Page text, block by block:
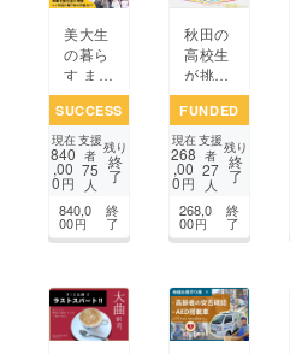
美大生
の暮ら
す ま
ち・秋
田市新
屋に
『ちょっ
くら』
集まる
展示室
をつく
SUCCESS
現在
840
,00
0円
支援
者
75
人
残り
終
了
840,0
00円
終
了
秋田の
高校生
が挑
戦！革
新的な
ダンス
×テク
ノロ
ジーの
舞台を
作る！
FUNDED
現在
268
,00
0円
支援
者
27
人
残り
終
了
268,0
00円
終
了